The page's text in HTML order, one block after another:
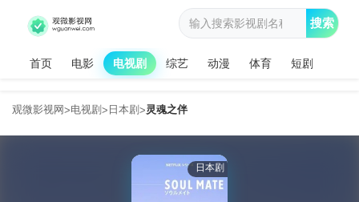
首页 电影 电视剧 综艺 动漫 体育 短剧
搜索
观微影视网>电视剧 > 日本剧 >灵魂之伴
日本剧